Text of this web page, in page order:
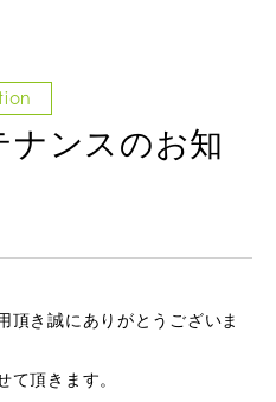
ナンスのお知
頂き誠にありがとうございま
て頂きます。